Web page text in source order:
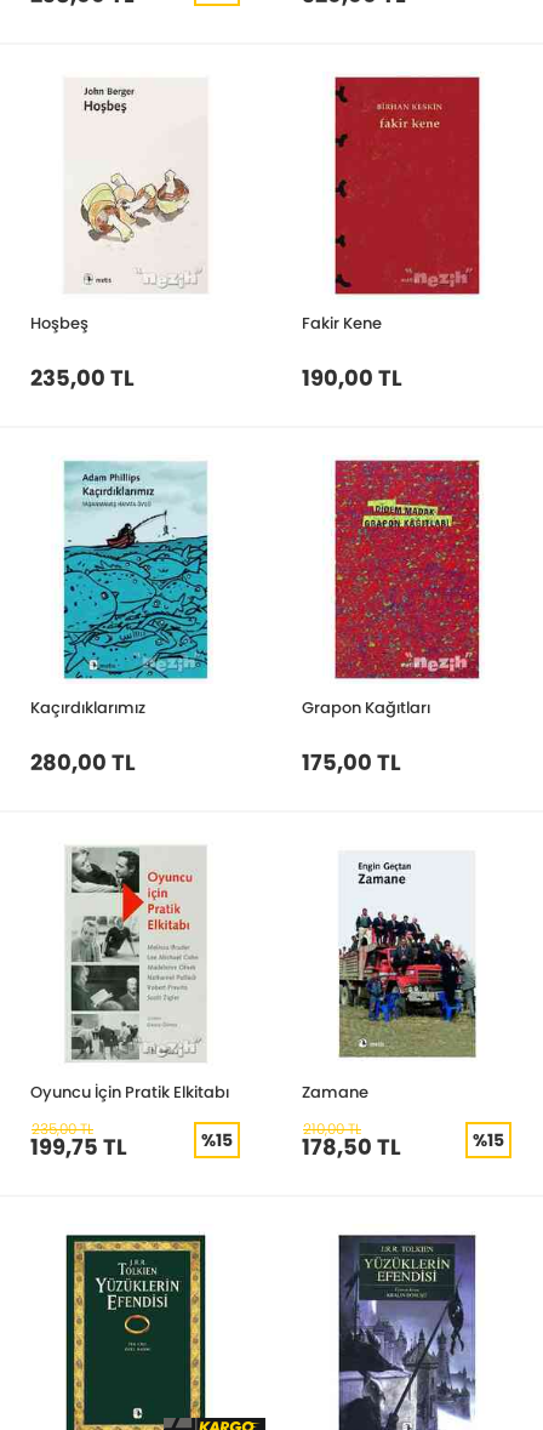
Hoşbeş
235,00 TL
Fakir Kene
190,00 TL
Kaçırdıklarımız
280,00 TL
Grapon Kağıtları
175,00 TL
Oyuncu İçin Pratik Elkitabı
235,00 TL
199,75 TL %15
Zamane
210,00 TL
178,50 TL %15